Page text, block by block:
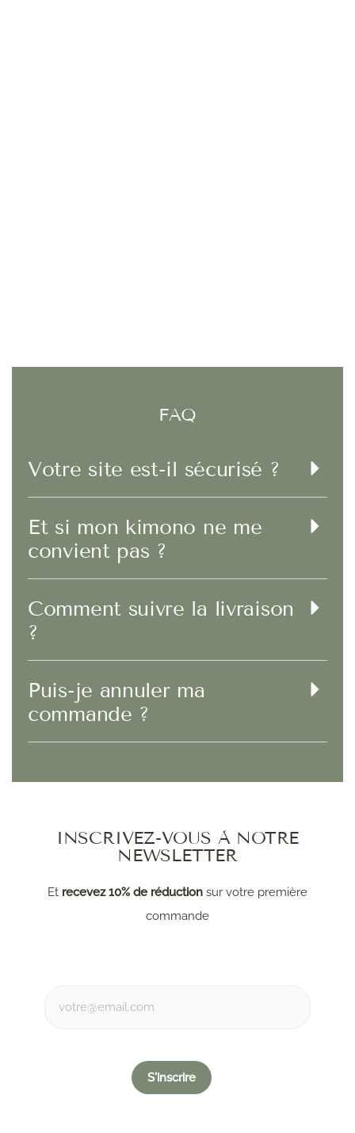
FAQ
Votre site est-il sécurisé ?
Et si mon kimono ne me
convient pas ?
Comment suivre la livraison
?
Puis-je annuler ma
commande ?
INSCRIVEZ-VOUS À NOTRE
NEWSLETTER
Et recevez 10% de réduction sur votre première
commande
S'inscrire